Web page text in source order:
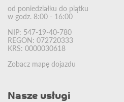
od poniedziałku do piątku
w godz. 8:00 - 16:00
NIP: 547-19-40-780
REGON: 072720333
KRS: 0000030618
Zobacz mapę dojazdu
Nasze usługi